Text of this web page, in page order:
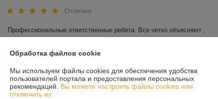
Отлично
Профессиональные ответственные ребята. Все четко объясняют ,
ремонта кабель зарядки стал фиксироваться как в новом телефоне,
видимо почистили разъем, денег за это не взяли. Супер.
27.11.2020
Покупатель
Обработка файлов cookie
Мы используем файлы cookies для обеспечения удобства
пользователей портала и предоставления персональных
рекомендаций. Вы можете настроить файлы cookies или
отключить их.